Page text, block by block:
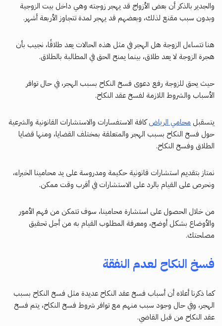
والجدير بالذكر أن بعض الأزواج قد يهجر زوجته وهي داخل بيت الزوجية
وبدون سبب مقنع لذلك، وبعضهم قد يهجر لمدة تتجاوز الأربعة أشهر.
هنا تتساءل الزوجة هل الهجر في مثل هذه الحالات يعد طلاقًا، نجيب بأن
هجرة الزوجة لا يعد طلاق، بينما يمنح الحق في المطالبة بالطلاق.
حيث يحق للزوجة رفع دعوى فسخ النكاح بسبب الهجر، في حال توافر
الأسباب والشروط اللازمة لفسخ عقد النكاح.
يتسقبل محامي الرياضكافة الاستفسارات والاستشارات القانونية والشرعية
حول فسخ النكاح بسبب الهجر والمتعلقة بمختلف القضايا، ومنها قضايا
الطلاق وفسخ النكاح.
نمتاز بتقديم استشارات قانونية حكيمة ومدروسة على يد محامينا الخبراء،
ونحرص على القيام بالرد على الاستشارات في أقرب وقت ممكن.
من خلال الحصول على استشارة محامينا، سوف تتمكن من فهم الأمور
والأوضاع بشكل أوضح، ومعرفة المطلوب القيام به من أجل تحقيق
مصلحتك.
فسخ النكاح لعدم النفقة
كما ذكرنا أعلاه أن أسباب فسخ عقد النكاح عديدة مثل فسخ النكاح بسبب
الهجر، وفي حال وجود سبب منهم مع توافر شروط فسخ النكاح، يتم فسخ
عقد النكاح من قبل القاضي.